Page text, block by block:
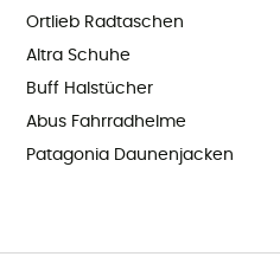
Ortlieb Radtaschen
Altra Schuhe
Buff Halstücher
Abus Fahrradhelme
Patagonia Daunenjacken